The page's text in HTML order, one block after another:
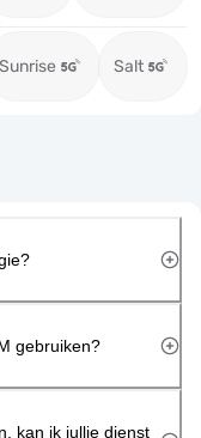
Sunrise Salt
gebruiken?
kan ik jullie dienst